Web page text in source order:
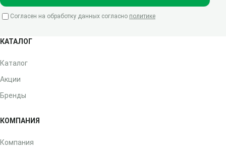
Согласен на обработку данных согласно политике
КАТАЛОГ
Каталог
Акции
Бренды
КОМПАНИЯ
Компания